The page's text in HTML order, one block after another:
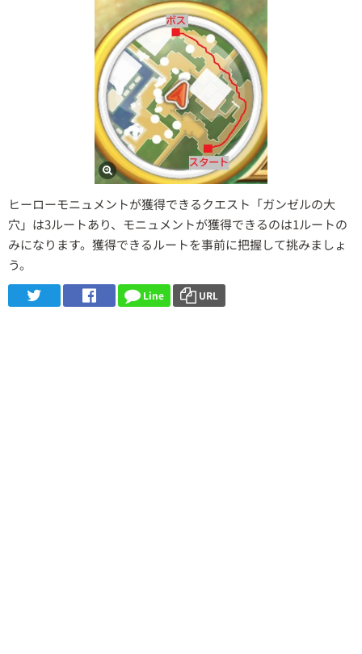
ヒーローモニュメントが獲得できるクエスト「ガンゼルの大
穴」は3ルートあり、モニュメントが獲得できるのは1ルートの
みになります。獲得できるルートを事前に把握して挑みましょ
う。
Line URL